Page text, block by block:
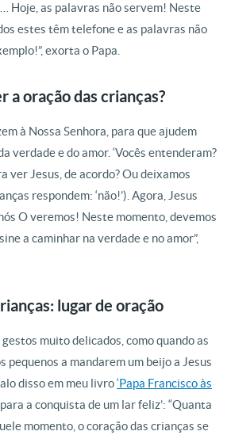
Hoje, as palavras não servem! Neste
estes têm telefone e as palavras não
exorta o Papa.
a oração das crianças?
à Nossa Senhora, para que ajudem
verdade e do amor. ‘Vocês entenderam?
ver Jesus, de acordo? Ou deixamos
respondem: ‘não!’). Agora, Jesus
O veremos! Neste momento, devemos
a caminhar na verdade e no amor”,
lugar de oração
muito delicados, como quando as
pequenos a mandarem um beijo a Jesus
disso em meu livro‘Papa Francisco às
para a conquista de um lar feliz’: “Quanta
momento, o coração das crianças se